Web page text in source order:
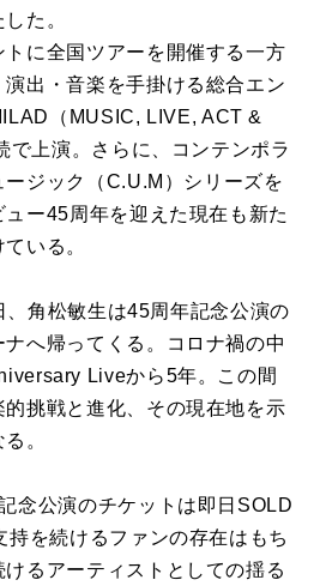
た。
に全国ツアーを開催する一方
出・音楽を手掛ける総合エン
（MUSIC, LIVE, ACT &
で上演。さらに、コンテンポラ
ージック（C.U.M）シリーズを
ー45周年を迎えた現在も新た
いる。
角松敏生は45周年記念公演の
へ帰ってくる。コロナ禍の中
Liveから5年。この間
挑戦と進化、その現在地を示
。
念公演のチケットは即日SOLD
を続けるファンの存在はもち
るアーティストとしての揺る